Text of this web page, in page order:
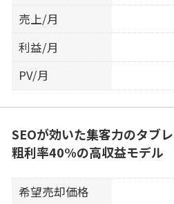
売上/月
利益/月
PV/月
SEOが効いた集客力のタブ
粗利率40%の高収益モデル
希望売却価格